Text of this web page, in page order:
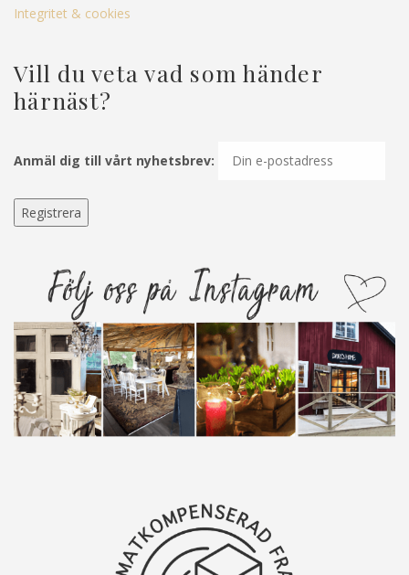
Integritet & cookies
Vill du veta vad som händer
härnäst?
Anmäl dig till vårt nyhetsbrev: